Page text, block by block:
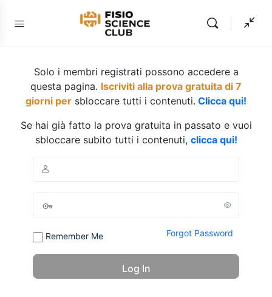
Solo i membri registrati possono accedere a
questa pagina. Iscriviti alla prova gratuita di 7
giorni per sbloccare tutti i contenuti. Clicca qui!
Se hai già fatto la prova gratuita in passato e vuoi
sbloccare subito tutti i contenuti, clicca qui!
Remember Me Forgot Password